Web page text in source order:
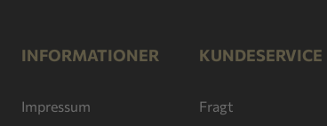
INFORMATIONER
Impressum
KUNDESERVICE
Fragt